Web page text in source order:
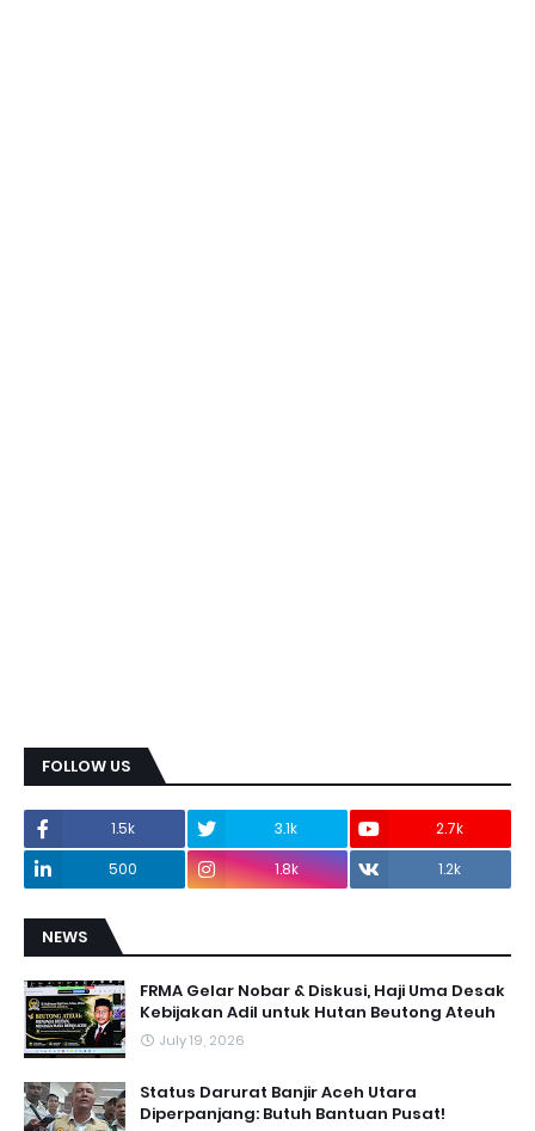
FOLLOW US
1.5k 3.1k
2.7k
500
1.8k 1.2k
NEWS
FRMA Gelar Nobar & Diskusi, Haji Uma Desak
Kebijakan Adil untuk Hutan Beutong Ateuh
July 19, 2026
Status Darurat Banjir Aceh Utara
Diperpanjang: Butuh Bantuan Pusat!